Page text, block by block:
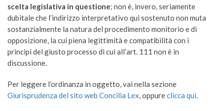
scelta legislativa in questione; non è, invero, seriamente
dubitale che l’indirizzo interpretativo qui sostenuto non muta
sostanzialmente la natura del procedimento monitorio e di
opposizione, la cui piena legittimità e compatibilità con i
principi del giusto processo di cui all’art. 111 non è in
discussione.
Per leggere l’ordinanza in oggetto, vai nella sezione
Giurisprudenza del sito web Concilia Lex , oppureclicca qui